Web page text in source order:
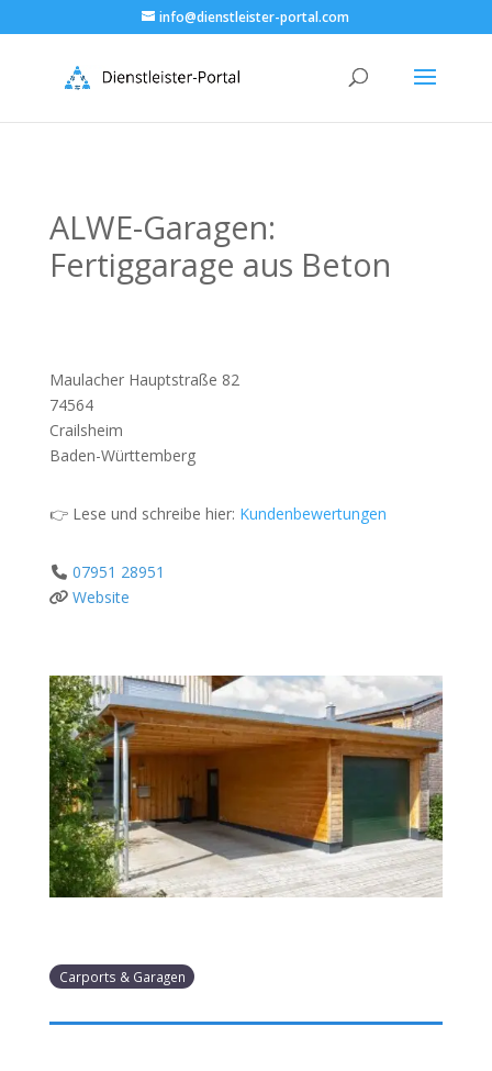
info@dienstleister-portal.com
ALWE-Garagen:
Fertiggarage aus Beton
Maulacher Hauptstraße 82
74564
Crailsheim
Baden-Württemberg
👉 Lese und schreibe hier: Kundenbewertungen
07951 28951
Website
Carports & Garagen